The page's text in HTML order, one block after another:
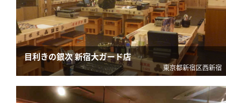
目利きの銀次 新宿大ガード店
東京都新宿区西新宿